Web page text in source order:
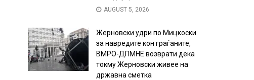
AUGUST 5, 2026
Жерновски удри по Мицкоски
за навредите кон граѓаните,
ВМРО-ДПМНЕ возврати дека
токму Жерновски живее на
државна сметка